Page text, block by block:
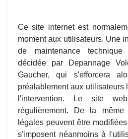
Ce site internet est
moment aux utilisateurs. Une
de maintenance
décidée par Depannage
Gaucher, qui s'efforcera
préalablement aux utilisateurs
l'intervention. Le site
régulièrement. De la
légales peuvent être
s'imposent néanmoins à